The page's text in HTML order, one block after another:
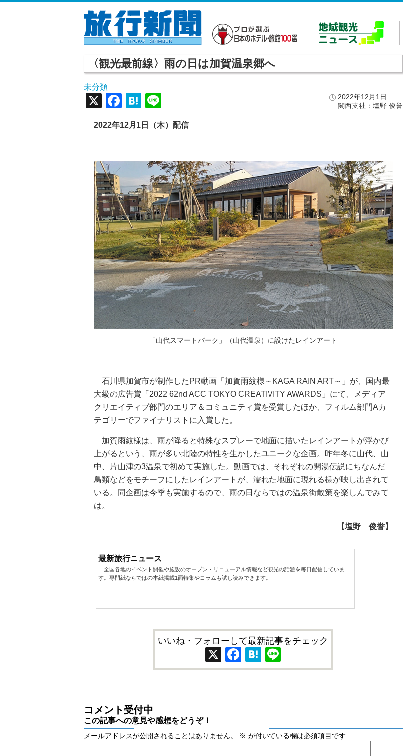
〈観光最前線〉雨の日は加賀温泉郷へ
未分類
2022年12月1日
関西支社：塩野 俊誉
X Facebook
Hatena
2022年12月1日（木）配信
「山代スマートパーク」（山代温泉）に設けたレインアート
石川県加賀市が制作したPR動画「加賀雨紋様～KAGA RAIN ART～」が、国内最
大級の広告賞「2022 62nd ACC TOKYO CREATIVITY AWARDS」にて、メディア
クリエイティブ部門のエリア＆コミュニティ賞を受賞したほか、フィルム部門Aカ
テゴリーでファイナリストに入賞した。
加賀雨紋様は、雨が降ると特殊なスプレーで地面に描いたレインアートが浮かび
上がるという、雨が多い北陸の特性を生かしたユニークな企画。昨年冬に山代、山
中、片山津の3温泉で初めて実施した。動画では、それぞれの開湯伝説にちなんだ
鳥類などをモチーフにしたレインアートが、濡れた地面に現れる様が映し出されて
いる。同企画は今季も実施するので、雨の日ならではの温泉街散策を楽しんでみて
は。
【塩野 俊誉】
最新旅行ニュース
全国各地のイベント開催や施設のオープン・リニューアル情報など観光の話題を毎日配信していま
す。専門紙ならではの本紙掲載1面特集やコラムも試し読みできます。
いいね・フォローして最新記事をチェック
X Facebook
Hatena
コメント受付中
この記事への意見や感想をどうぞ！
メールアドレスが公開されることはありません。 ※ が付いている欄は必須項目です